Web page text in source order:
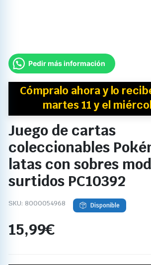
Pedir más información
Cómpralo ahora y lo
martes 11 y el
Juego de cartas
coleccionables
latas con sobres
surtidos PC10392
SKU: 8000054968 Disponible
15,99€